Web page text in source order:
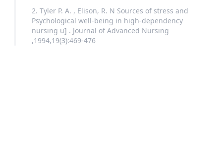
Tyler P. A. , Elison, R. N Sources of stress and
Psychological well-being in high-dependency
nursing u] . Journal of Advanced Nursing
,1994,19(3):469-476